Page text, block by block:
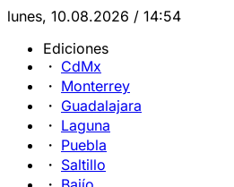
lunes, 10.08.2026 / 14:54
Ediciones
CdMx
Monterrey
Guadalajara
Laguna
Puebla
Saltillo